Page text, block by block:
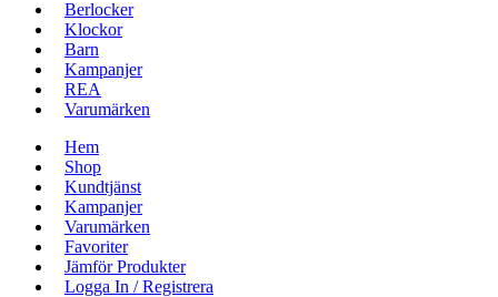
Berlocker
Klockor
Barn
Kampanjer
REA
Varumärken
Hem
Shop
Kundtjänst
Kampanjer
Varumärken
Favoriter
Jämför Produkter
Logga In / Registrera